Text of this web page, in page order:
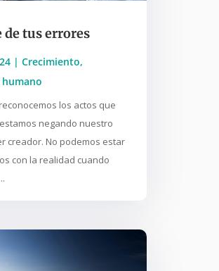
de tus errores
| Crecimiento,
los actos que
negando nuestro
creador. No podemos estar
con la realidad cuando